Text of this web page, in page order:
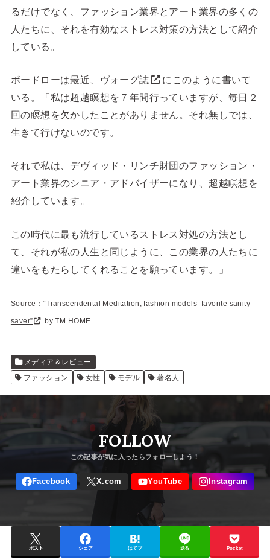
るだけでなく、ファッション業界とアート業界の多くの
人たちに、それを有効なストレス対策の方法として紹介
している。
ボードローは最近、 ヴォーグ誌
にこのように書いて
いる。「私は超越瞑想を７年間行っていますが、毎日２
回の瞑想を欠かしたことがありません。それ無しでは、
生きて行けないのです。
それで私は、デヴィッド・リンチ財団のファッション・
アート業界のシニア・アドバイザーになり、超越瞑想を
紹介しています。
この時代に最も流行しているストレス対処の方法とし
て、それが私の人生と同じように、この業界の人たちに
違いをもたらしてくれることを願っています。」
Source： “Transcendental Meditation, fashion models’ favorite sanity
saver” by TM HOME
メディア＆レビュー
ファッション
女性 モデル 著名人
FOLLOW
ポスト シェア はてブ 送る Pocket